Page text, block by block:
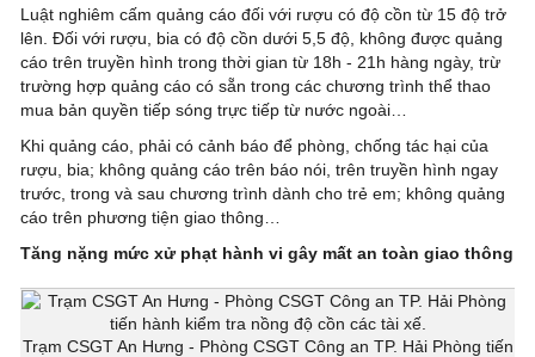
Luật nghiêm cấm quảng cáo đối với rượu có độ cồn từ 15 độ trở
lên. Đối với rượu, bia có độ cồn dưới 5,5 độ, không được quảng
cáo trên truyền hình trong thời gian từ 18h - 21h hàng ngày, trừ
trường hợp quảng cáo có sẵn trong các chương trình thể thao
mua bản quyền tiếp sóng trực tiếp từ nước ngoài…
Khi quảng cáo, phải có cảnh báo để phòng, chống tác hại của
rượu, bia; không quảng cáo trên báo nói, trên truyền hình ngay
trước, trong và sau chương trình dành cho trẻ em; không quảng
cáo trên phương tiện giao thông…
Tăng nặng mức xử phạt hành vi gây mất an toàn giao thông
Trạm CSGT An Hưng - Phòng CSGT Công an TP. Hải Phòng tiến